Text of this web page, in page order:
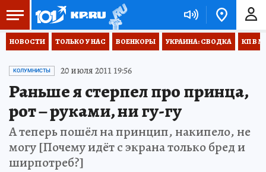
НОВОСТИ ТОЛЬКО У НАС ВОЕНКОРЫ УКРАИНА: СВОДКА КП В
КОЛУМНИСТЫ 20 июля 2011 19:56
Раньше я стерпел про принца,
рот – руками, ни гу-гу
А теперь пошёл на принцип, накипело, не
могу [Почему идёт с экрана только бред и
ширпотреб?]